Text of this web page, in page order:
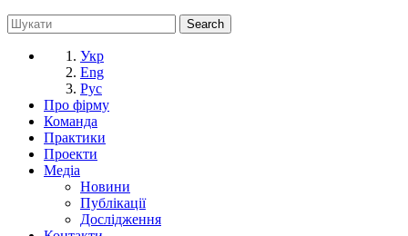
Укр
Eng
Рус
Про фірму
Команда
Практики
Проекти
Медіа
Новини
Публікації
Дослідження